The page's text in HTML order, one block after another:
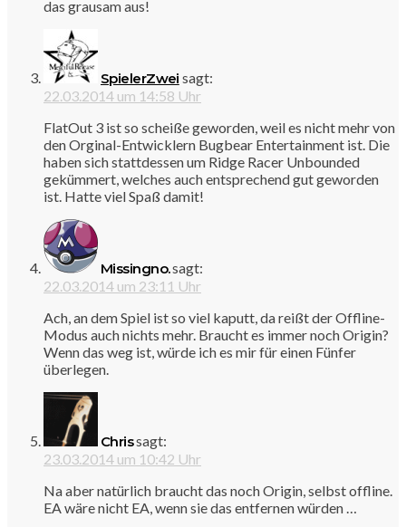
das grausam aus!
SpielerZwei sagt:
22.03.2014 um 14:58 Uhr
FlatOut 3 ist so scheiße geworden, weil es nicht mehr von
den Orginal-Entwicklern Bugbear Entertainment ist. Die
haben sich stattdessen um Ridge Racer Unbounded
gekümmert, welches auch entsprechend gut geworden
ist. Hatte viel Spaß damit!
Missingno.sagt:
22.03.2014 um 23:11 Uhr
Ach, an dem Spiel ist so viel kaputt, da reißt der Offline-
Modus auch nichts mehr. Braucht es immer noch Origin?
Wenn das weg ist, würde ich es mir für einen Fünfer
überlegen.
Chrissagt:
23.03.2014 um 10:42 Uhr
Na aber natürlich braucht das noch Origin, selbst offline.
EA wäre nicht EA, wenn sie das entfernen würden …